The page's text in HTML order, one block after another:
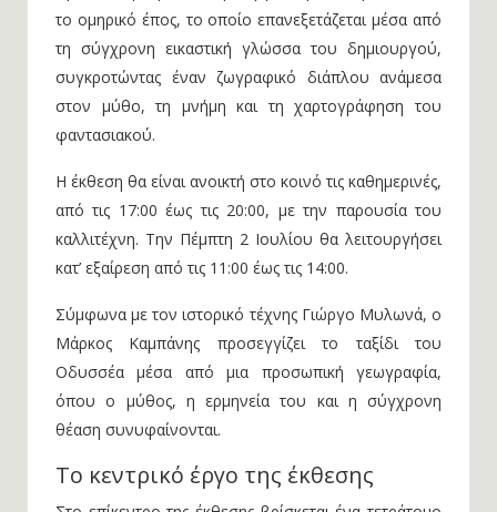
Πρόκειται για μια ενότητα έργων εμπνευσμένων από
το ομηρικό έπος, το οποίο επανεξετάζεται μέσα από
τη σύγχρονη εικαστική γλώσσα του δημιουργού,
συγκροτώντας έναν ζωγραφικό διάπλου ανάμεσα
στον μύθο, τη μνήμη και τη χαρτογράφηση του
Η έκθεση θα είναι ανοικτή στο κοινό τις καθημερινές,
από τις 17:00 έως τις 20:00, με την παρουσία του
καλλιτέχνη. Την Πέμπτη 2 Ιουλίου θα λειτουργήσει
Σύμφωνα με τον ιστορικό τέχνης Γιώργο Μυλωνά, ο
Μάρκος Καμπάνης προσεγγίζει το ταξίδι του
Οδυσσέα μέσα από μια προσωπική γεωγραφία,
όπου ο μύθος, η ερμηνεία του και η σύγχρονη
Το κεντρικό έργο της έκθεσης